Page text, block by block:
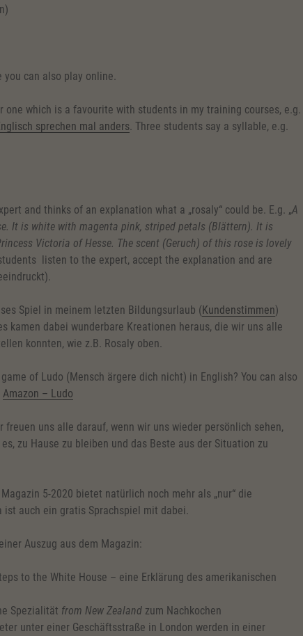
you can also play online.
one which is a favourite with students in my training courses, e.g.
sprechen mal anders . Three students say a syllable, e.g.
and thinks of an explanation what a „rosaly“ could be. E.g. „A
It is white with magenta pink, striped petals (Blättern). It is
Victoria of Hesse. The scent (Geruch) of this rose is lovely
listen to the expert, accept the explanation and are
Spiel in meinem letzten Bildungsurlaub (Kundenstimmen)
kamen dabei wunderbare Kreationen heraus, die wir uns alle
konnten, wie z.B. Rosaly oben.
of Ludo (Mensch ärgere dich nicht) in English? You can also
Amazon – Ludo
freuen uns alle darauf, wenn wir uns wieder persönlich sehen,
zu Hause zu bleiben und das Beste aus der Situation zu
5-2020 bietet natürlich noch mehr als „nur“ die
ist auch ein gratis Sprachspiel mit dabei.
Auszug aus dem Magazin:
to the White House – eine Erklärung des amerikanischen
Spezialität from New Zealand zum Nachkochen
unter einer Geschäftsstraße in London werden in einer